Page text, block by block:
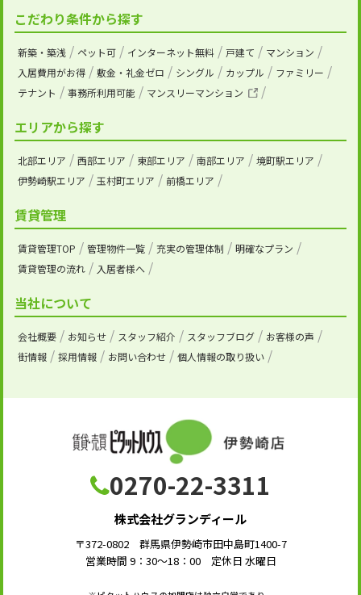
こだわり条件から探す
新築・築浅 ペット可 インターネット無料 戸建て
マンション
入居費用がお得
敷金・礼金ゼロ シングル カップル
ファミリー
テナント
事務所利用可能 マンスリーマンション
エリアから探す
北部エリア 西部エリア 東部エリア 南部エリア
境町駅エリア
伊勢崎駅エリア
玉村町エリア 前橋エリア
賃貸管理
賃貸管理TOP 管理物件一覧 充実の管理体制
明確なプラン
賃貸管理の流れ
入居者様へ
当社について
会社概要 お知らせ スタッフ紹介 スタッフブログ
お客様の声
街情報
採用情報 お問い合わせ 個人情報の取り扱い
0270-22-3311
株式会社グランディール
〒372-0802 群馬県伊勢崎市田中島町1400-7
営業時間 9：30～18：00 定休日 水曜日